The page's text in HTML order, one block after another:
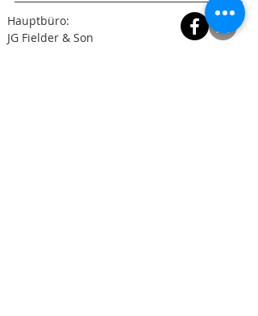
Hauptbüro:
JG Fielder & Son